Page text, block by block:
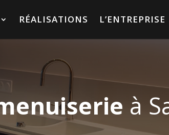
RÉALISATIONS L’ENTREPRISE
à